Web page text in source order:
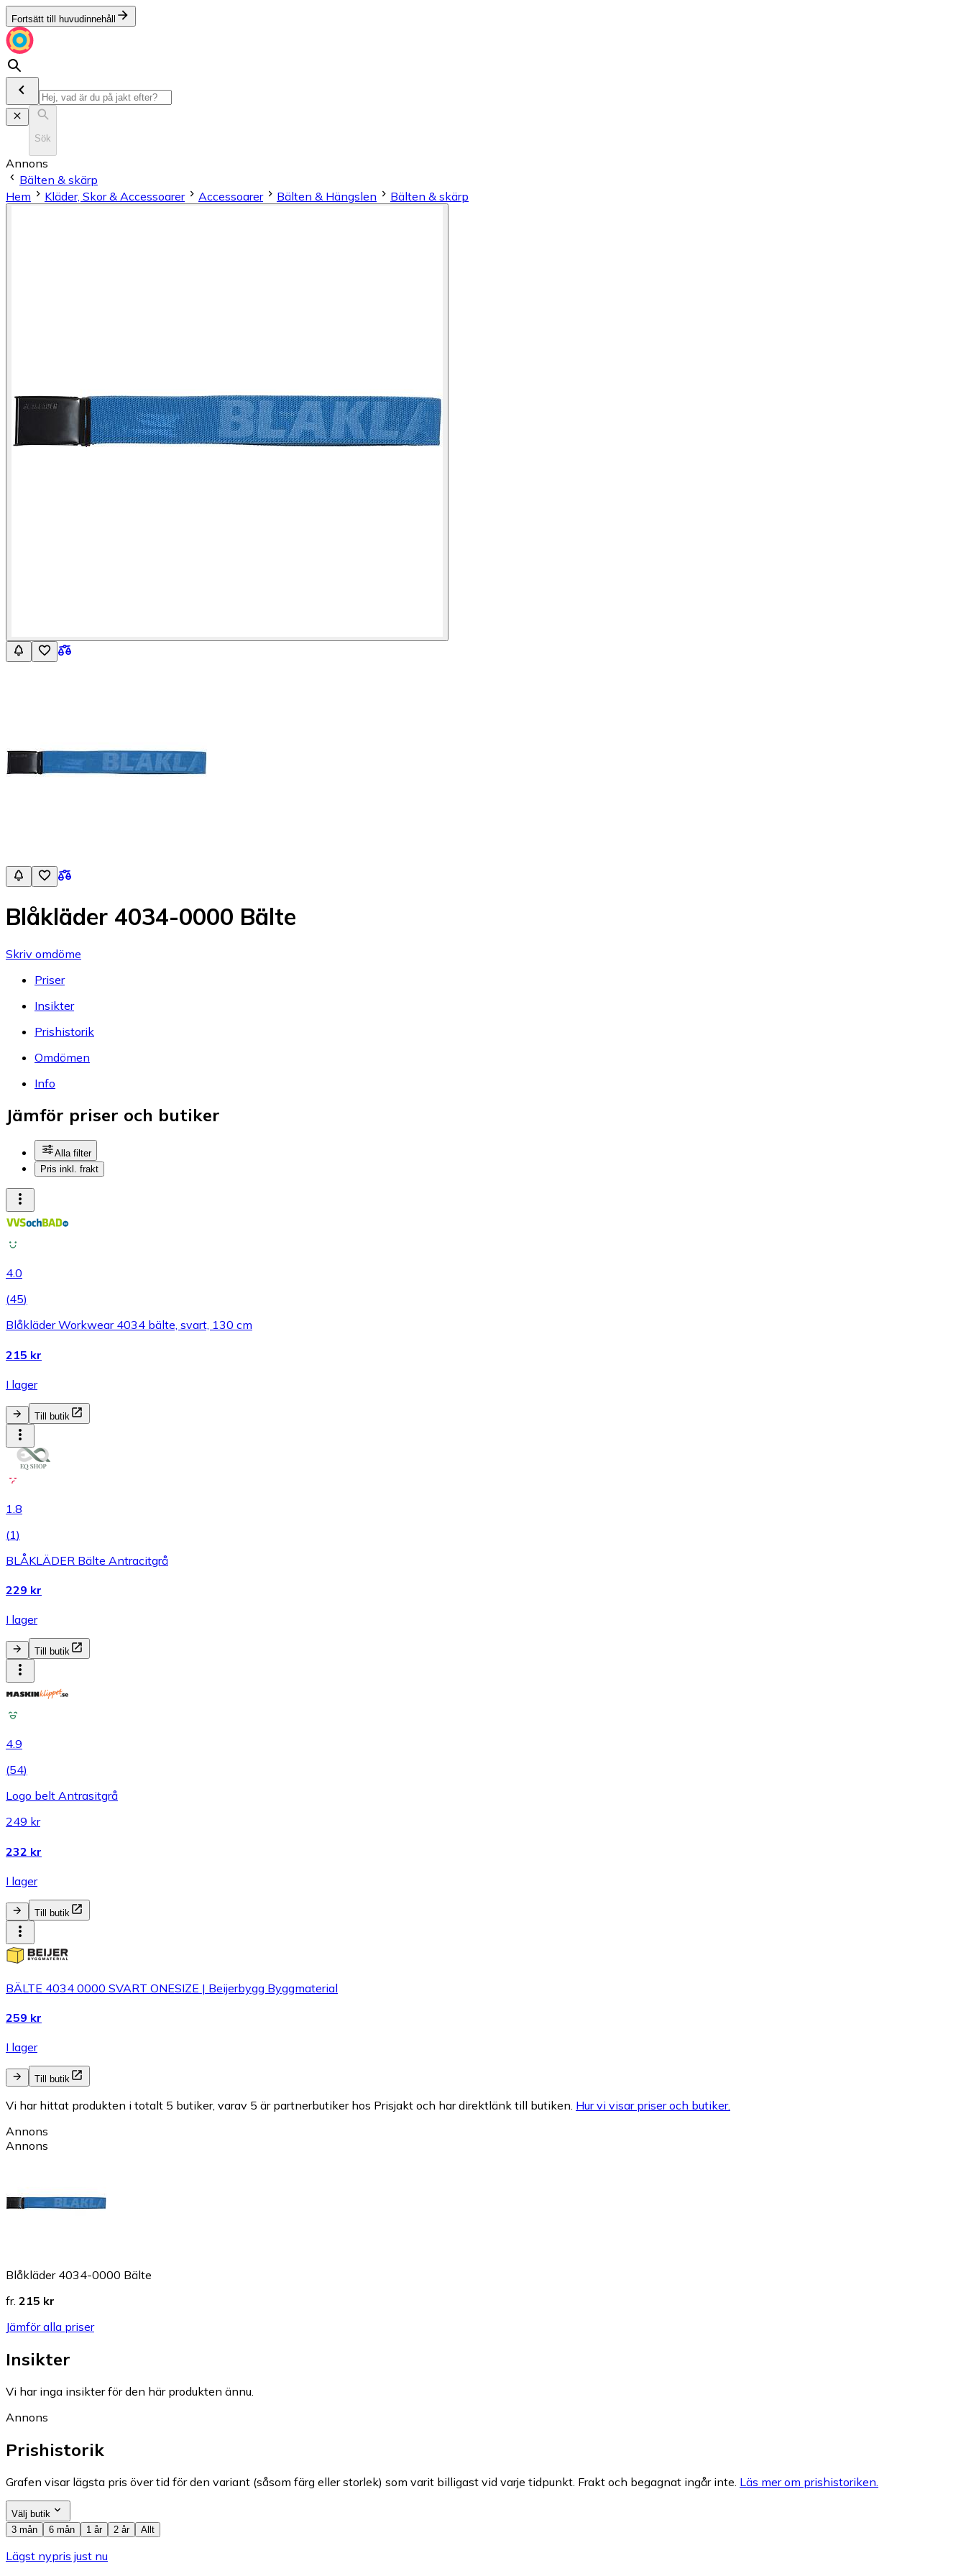
Fortsätt till huvudinnehåll
Sök
Annons
Bälten & skärp
Hem
Kläder, Skor & Accessoarer Accessoarer Bälten & Hängslen Bälten & skärp
Blåkläder 4034-0000 Bälte
Skriv omdöme
Priser
Insikter
Prishistorik
Omdömen
Info
Jämför priser och butiker
Alla filter
Pris inkl. frakt
4.0
(45)
Blåkläder Workwear 4034 bälte, svart, 130 cm
215 kr
I lager
Till butik
1.8
(1)
BLÅKLÄDER Bälte Antracitgrå
229 kr
I lager
Till butik
4.9
(54)
Logo belt Antrasitgrå
249 kr
232 kr
I lager
Till butik
BÄLTE 4034 0000 SVART ONESIZE | Beijerbygg Byggmaterial
259 kr
I lager
Till butik
Vi har hittat produkten i totalt 5 butiker, varav 5 är partnerbutiker hos Prisjakt och har direktlänk till butiken. Hur vi visar priser och butiker.
Annons
Annons
Blåkläder 4034-0000 Bälte
fr. 215 kr
Jämför alla priser
Insikter
Vi har inga insikter för den här produkten ännu.
Annons
Prishistorik
Grafen visar lägsta pris över tid för den variant (såsom färg eller storlek) som varit billigast vid varje tidpunkt. Frakt och begagnat ingår inte. Läs mer om prishistoriken.
Välj butik
3 mån
6 mån 1 år 2 år Allt
Lägst nypris just nu